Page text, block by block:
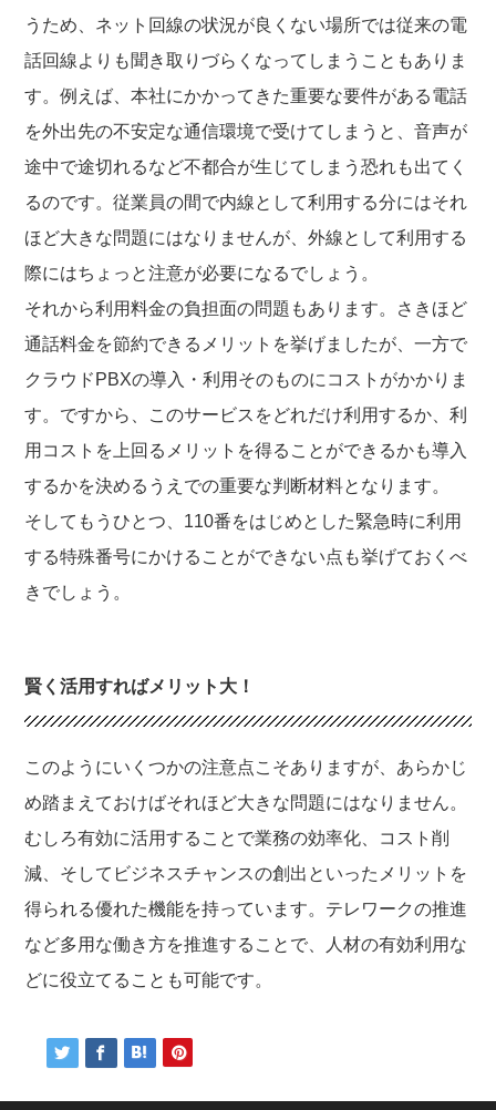
うため、ネット回線の状況が良くない場所では従来の電
話回線よりも聞き取りづらくなってしまうこともありま
す。例えば、本社にかかってきた重要な要件がある電話
を外出先の不安定な通信環境で受けてしまうと、音声が
途中で途切れるなど不都合が生じてしまう恐れも出てく
るのです。従業員の間で内線として利用する分にはそれ
ほど大きな問題にはなりませんが、外線として利用する
際にはちょっと注意が必要になるでしょう。
それから利用料金の負担面の問題もあります。さきほど
通話料金を節約できるメリットを挙げましたが、一方で
クラウドPBXの導入・利用そのものにコストがかかりま
す。ですから、このサービスをどれだけ利用するか、利
用コストを上回るメリットを得ることができるかも導入
するかを決めるうえでの重要な判断材料となります。
そしてもうひとつ、110番をはじめとした緊急時に利用
する特殊番号にかけることができない点も挙げておくべ
きでしょう。
賢く活用すればメリット大！
このようにいくつかの注意点こそありますが、あらかじ
め踏まえておけばそれほど大きな問題にはなりません。
むしろ有効に活用することで業務の効率化、コスト削
減、そしてビジネスチャンスの創出といったメリットを
得られる優れた機能を持っています。テレワークの推進
など多用な働き方を推進することで、人材の有効利用な
どに役立てることも可能です。